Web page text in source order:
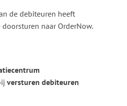
de debiteuren heeft
naar OrderNow.
versturen debiteuren